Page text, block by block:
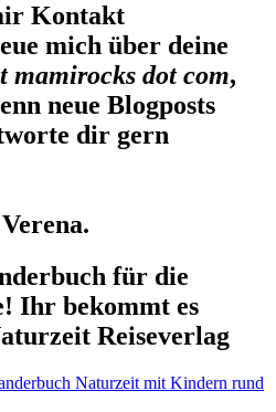
Kontakt
mich über deine
mamirocks dot com,
neue Blogposts
dir gern
für die
Ihr bekommt es
Reiseverlag